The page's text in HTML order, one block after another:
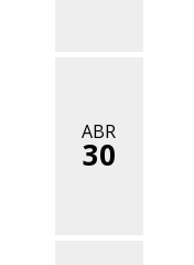
ABR
30